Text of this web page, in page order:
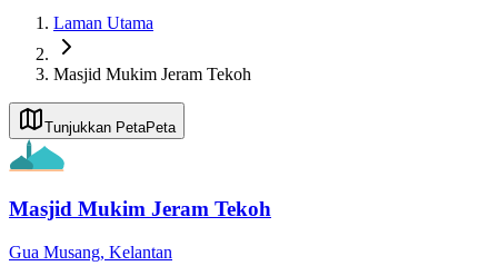
Laman Utama
Masjid Mukim Jeram Tekoh
Tunjukkan PetaPeta
Masjid Mukim Jeram Tekoh
Gua Musang, Kelantan